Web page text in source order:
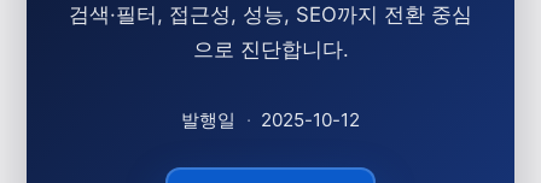
검색·필터, 접근성, 성능, SEO까지 전환 중심
으로 진단합니다.
발행일 · 2025-10-12